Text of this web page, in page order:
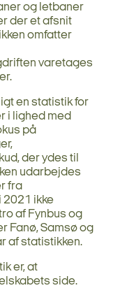
og letbaner
der et afsnit
omfatter
varetages
en statistik for
i lighed med
på
der ydes til
udarbejdes
fra
2021 ikke
af Fynbus og
Fanø, Samsø og
af statistikken.
er, at
side.